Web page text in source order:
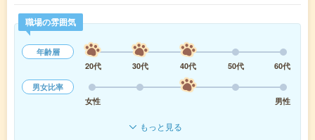
職場の雰囲気
年齢層
20代
30代 40代 50代
60代
男女比率
女性
男性
もっと見る